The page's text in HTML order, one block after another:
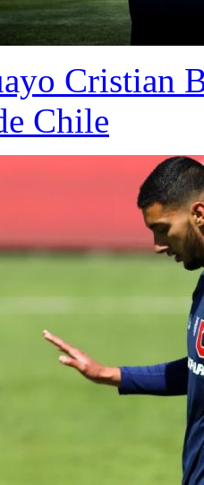
Cristian
Chile